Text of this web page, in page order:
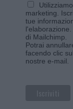
marketing.
tue
l'elaborazione.
di Mailchimp
Potrai
facendo clic
nostre e-mail.